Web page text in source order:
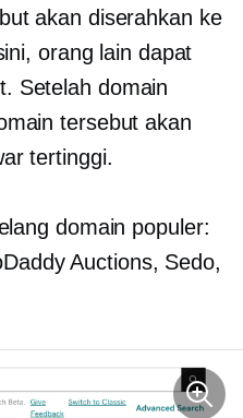
akan diserahkan ke
orang lain dapat
Setelah domain
tersebut akan
tertinggi.
domain populer:
Auctions, Sedo,